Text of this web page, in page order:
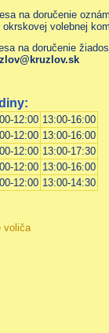
na doručenie
okrskovej volebnej
na doručenie
12:00 13:00-16:00
12:00 13:00-16:00
12:00 13:00-17:30
12:00 13:00-16:00
12:00 13:00-14:30
voliča